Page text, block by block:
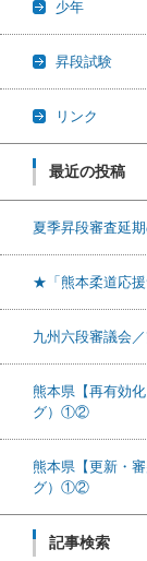
少年
昇段試験
リンク
最近の投稿
夏季昇段審査延
★「熊本柔道応
九州六段審議会
熊本県【再有効
グ）①②
熊本県【更新・
グ）①②
記事検索